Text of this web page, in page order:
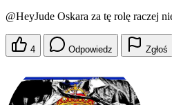
@HeyJude Oskara za tę rolę raczej
4 Odpowiedz Zgłoś